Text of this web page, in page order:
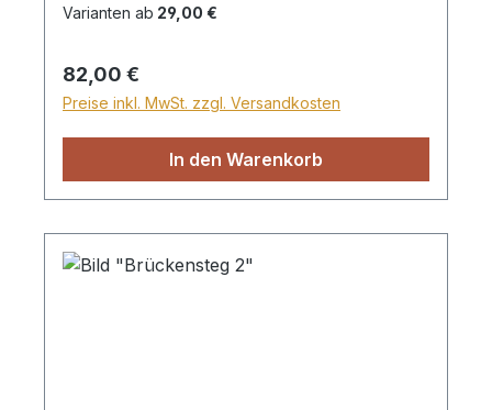
innerhalb Deutschlands ein Zuschlag für
Für den Versand ins Ausland beträgt der
Sperrgutzuschlag 30€.
Varianten ab 29,00 €
Regulärer Preis:
82,00 €
Preise inkl. MwSt. zzgl. Versandkosten
In den Warenkorb